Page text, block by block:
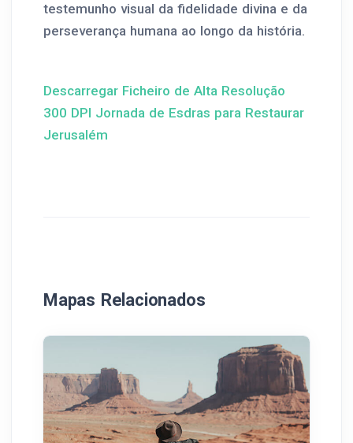
testemunho visual da fidelidade divina e da
perseverança humana ao longo da história.
Descarregar Ficheiro de Alta Resolução
300 DPI Jornada de Esdras para Restaurar
Jerusalém
Mapas Relacionados